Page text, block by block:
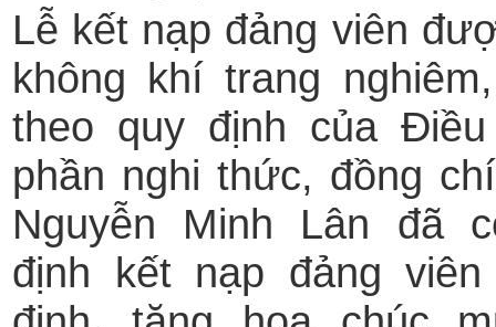
Lễ kết nạp đảng viên
không khí trang
theo quy định của
phần nghi thức, đồng
Nguyễn Minh Lân đã
định kết nạp đảng